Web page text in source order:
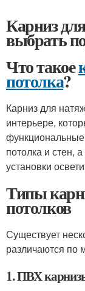
Карниз
выбрать
Что такое
потолка?
Карниз для
интерьере,
потолка и стен,
установки
Типы
потолков
Существует
различаются по
1. ПВХ